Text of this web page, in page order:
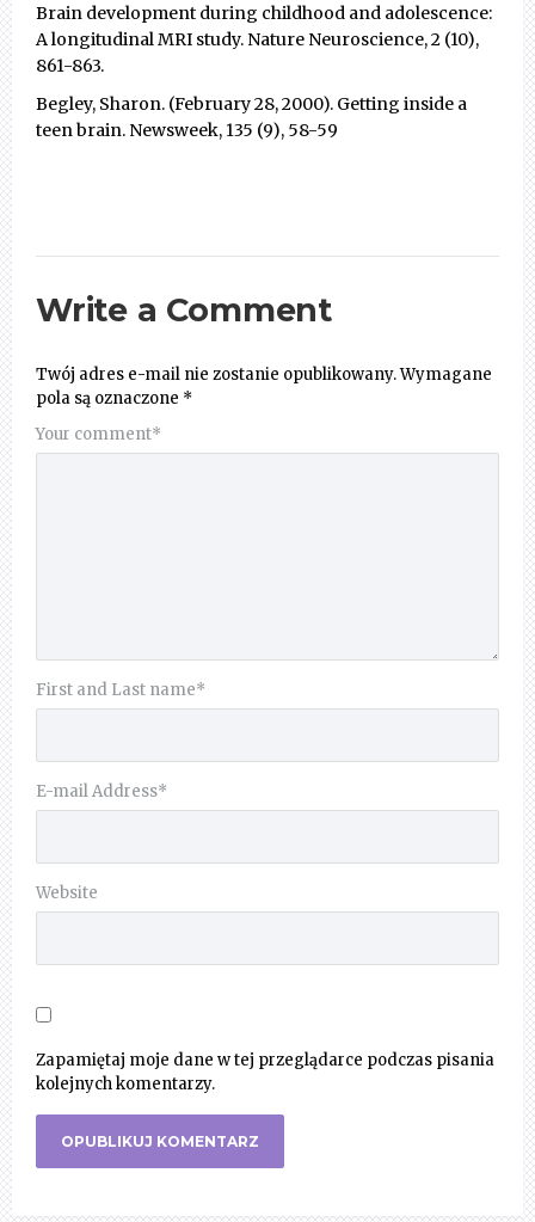
Brain development during childhood and adolescence:
A longitudinal MRI study. Nature Neuroscience, 2 (10),
861-863.
Begley, Sharon. (February 28, 2000). Getting inside a
teen brain. Newsweek, 135 (9), 58-59
Write a Comment
Twój adres e-mail nie zostanie opublikowany.Wymagane
pola są oznaczone *
Your comment*
First and Last name*
E-mail Address*
Website
Zapamiętaj moje dane w tej przeglądarce podczas pisania
kolejnych komentarzy.